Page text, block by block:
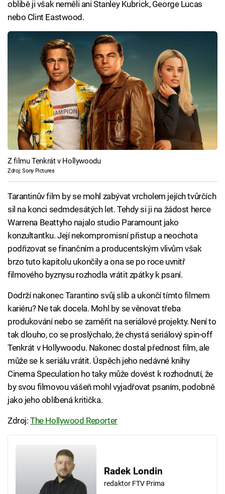
oblibě ji však neměli ani Stanley Kubrick, George Lucas
nebo Clint Eastwood.
Z filmu Tenkrát v Hollywoodu
Zdroj: Sony Pictures
Tarantinův film by se mohl zabývat vrcholem jejích tvůrčích
sil na konci sedmdesátých let. Tehdy si ji na žádost herce
Warrena Beattyho najalo studio Paramount jako
konzultantku. Její nekompromisní přistup a neochota
podřizovat se finančním a producentským vlivům však
brzo tuto kapitolu ukončily a ona se po roce uvnitř
filmového byznysu rozhodla vrátit zpátky k psaní.
Dodrží nakonec Tarantino svůj slib a ukončí tímto filmem
kariéru? Ne tak docela. Mohl by se věnovat třeba
produkování nebo se zaměřit na seriálové projekty. Není to
tak dlouho, co se proslýchalo, že chystá seriálový spin-off
Tenkrát v Hollywoodu. Nakonec dostal přednost film, ale
může se k seriálu vrátit. Úspěch jeho nedávné knihy
Cinema Speculation ho taky může dovést k rozhodnutí, že
by svou filmovou vášeň mohl vyjadřovat psaním, podobně
jako jeho oblíbená kritička.
Zdroj:The Hollywood Reporter
Radek Londin
redaktor FTV Prima